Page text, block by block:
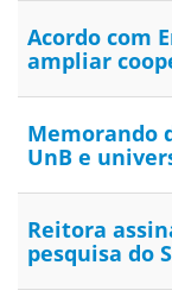
Acordo com
ampliar
Memorando
UnB e
Reitora
pesquisa do